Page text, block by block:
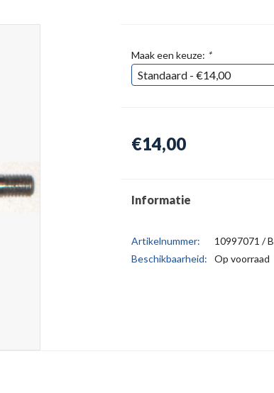
Maak een keuze: *
€14,00
Informatie
Artikelnummer:
10997071 /
Beschikbaarheid:
Op voorraad